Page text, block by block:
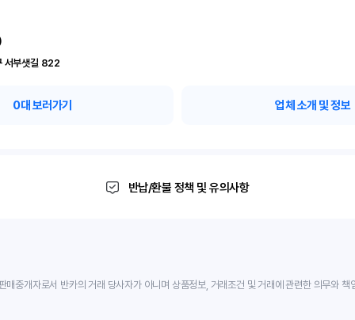
서부샛길 822
0대 보러가기 업체 소개 및 정보
반납/환불 정책 및 유의사항
매중개자로서 반카의 거래 당사자가 아니며 상품정보, 거래조건 및 거래에 관련한 의무와 책